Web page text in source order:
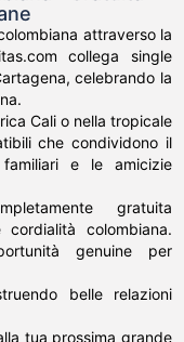
attraverso la
collega single
celebrando la
Cali o nella tropicale
che condividono il
e le amicizie
gratuita
colombiana.
genuine per
belle relazioni
tua prossima grande